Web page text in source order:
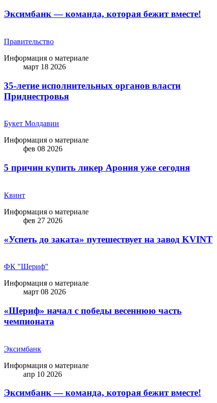
Эксимбанк — команда, которая бежит вместе!
Правительство
Информация о материале
март 18 2026
35-летие исполнительных органов власти
Приднестровья
Букет Молдавии
Информация о материале
фев 08 2026
5 причин купить ликep Арония уже сегодня
Квинт
Информация о материале
фев 27 2026
«Успеть до заката» путешествует на завод KVINT
ФК "Шериф"
Информация о материале
март 08 2026
«Шериф» начал с победы весеннюю часть
чемпионата
Эксимбанк
Информация о материале
апр 10 2026
Эксимбанк — команда, которая бежит вместе!